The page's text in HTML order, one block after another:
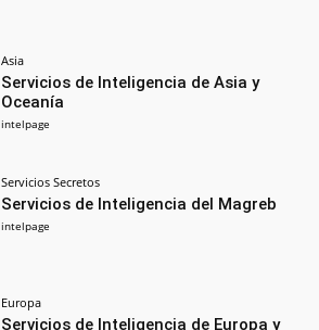
Asia
Servicios de Inteligencia de Asia y
Oceanía
intelpage
Servicios Secretos
Servicios de Inteligencia del Magreb
intelpage
Europa
Servicios de Inteligencia de Europa y